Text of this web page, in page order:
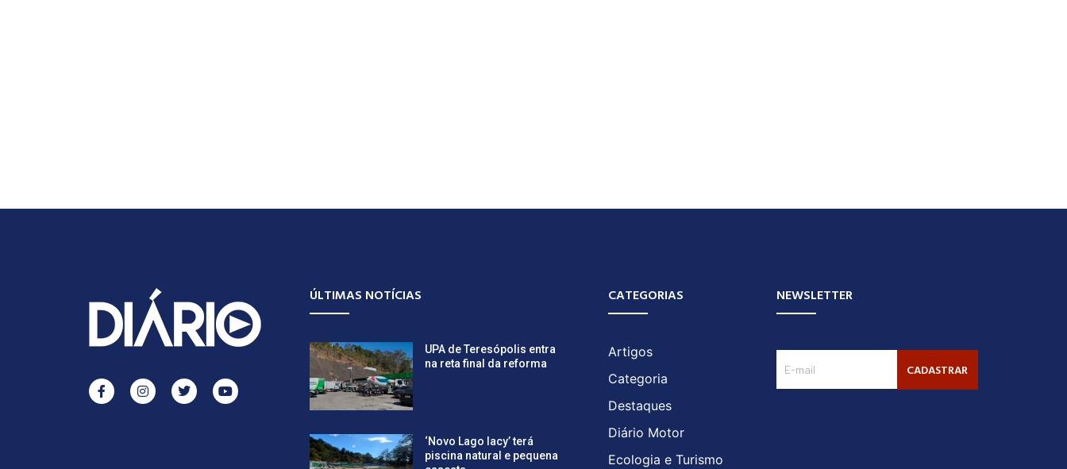
ÚLTIMAS NOTÍCIAS
UPA de Teresópolis entra
na reta final da reforma
‘Novo Lago Iacy’ terá
piscina natural e pequena
CATEGORIAS
Artigos
Categoria
Destaques
Diário Motor
Ecologia e Turismo
NEWSLETTER
CADASTRAR